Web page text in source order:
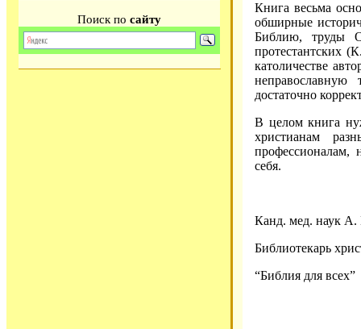
Поиск по сайту
Книга весьма
обширные
Библию, труды
протестантских
католичестве
достаточно
В целом книга
христианам
профессионалам,
себя.
Канд. мед. наук
Библиотекарь
“Библия для всех”